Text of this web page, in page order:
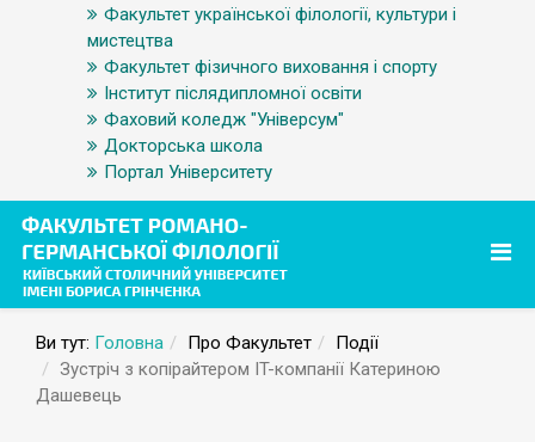
Факультет української філології, культури і
мистецтва
Факультет фізичного виховання і спорту
Інститут післядипломної освіти
Фаховий коледж "Універсум"
Докторська школа
Портал Університету
Ви тут: Головна Про Факультет
Події
Зустріч з копірайтером IT-компанії Катериною
Дашевець